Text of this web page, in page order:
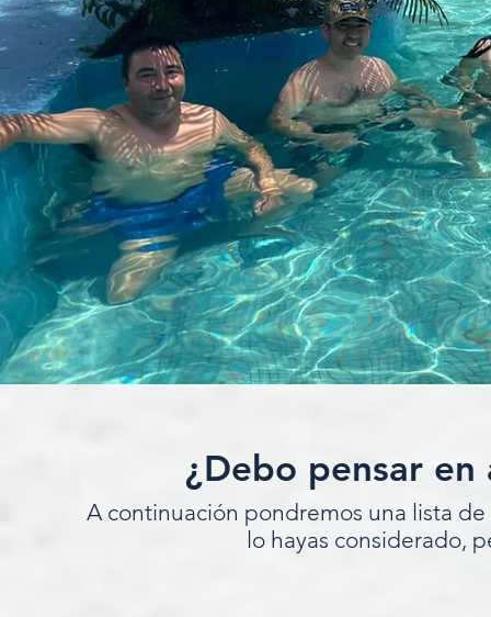
¿Debo pensar
A continuación pondremos una lista
lo hayas considerado,